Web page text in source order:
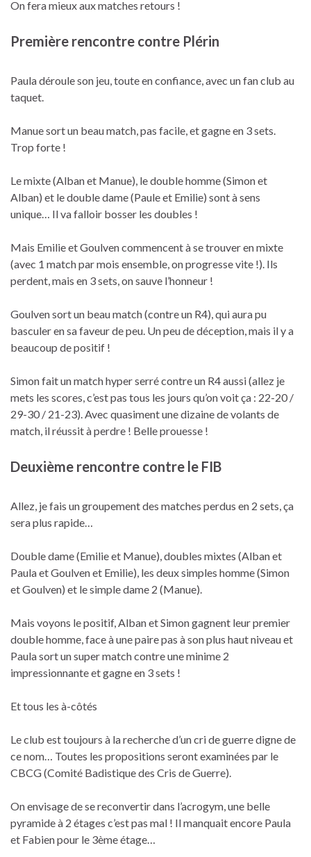
On fera mieux aux matches retours !
Première rencontre contre Plérin
Paula déroule son jeu, toute en confiance, avec un fan club au
taquet.
Manue sort un beau match, pas facile, et gagne en 3 sets.
Trop forte !
Le mixte (Alban et Manue), le double homme (Simon et
Alban) et le double dame (Paule et Emilie) sont à sens
unique… Il va falloir bosser les doubles !
Mais Emilie et Goulven commencent à se trouver en mixte
(avec 1 match par mois ensemble, on progresse vite !). Ils
perdent, mais en 3 sets, on sauve l’honneur !
Goulven sort un beau match (contre un R4), qui aura pu
basculer en sa faveur de peu. Un peu de déception, mais il y a
beaucoup de positif !
Simon fait un match hyper serré contre un R4 aussi (allez je
mets les scores, c’est pas tous les jours qu’on voit ça : 22-20 /
29-30 / 21-23). Avec quasiment une dizaine de volants de
match, il réussit à perdre ! Belle prouesse !
Deuxième rencontre contre le FIB
Allez, je fais un groupement des matches perdus en 2 sets, ça
sera plus rapide…
Double dame (Emilie et Manue), doubles mixtes (Alban et
Paula et Goulven et Emilie), les deux simples homme (Simon
et Goulven) et le simple dame 2 (Manue).
Mais voyons le positif, Alban et Simon gagnent leur premier
double homme, face à une paire pas à son plus haut niveau et
Paula sort un super match contre une minime 2
impressionnante et gagne en 3 sets !
Et tous les à-côtés
Le club est toujours à la recherche d’un cri de guerre digne de
ce nom… Toutes les propositions seront examinées par le
CBCG (Comité Badistique des Cris de Guerre).
On envisage de se reconvertir dans l’acrogym, une belle
pyramide à 2 étages c’est pas mal ! Il manquait encore Paula
et Fabien pour le 3ème étage…